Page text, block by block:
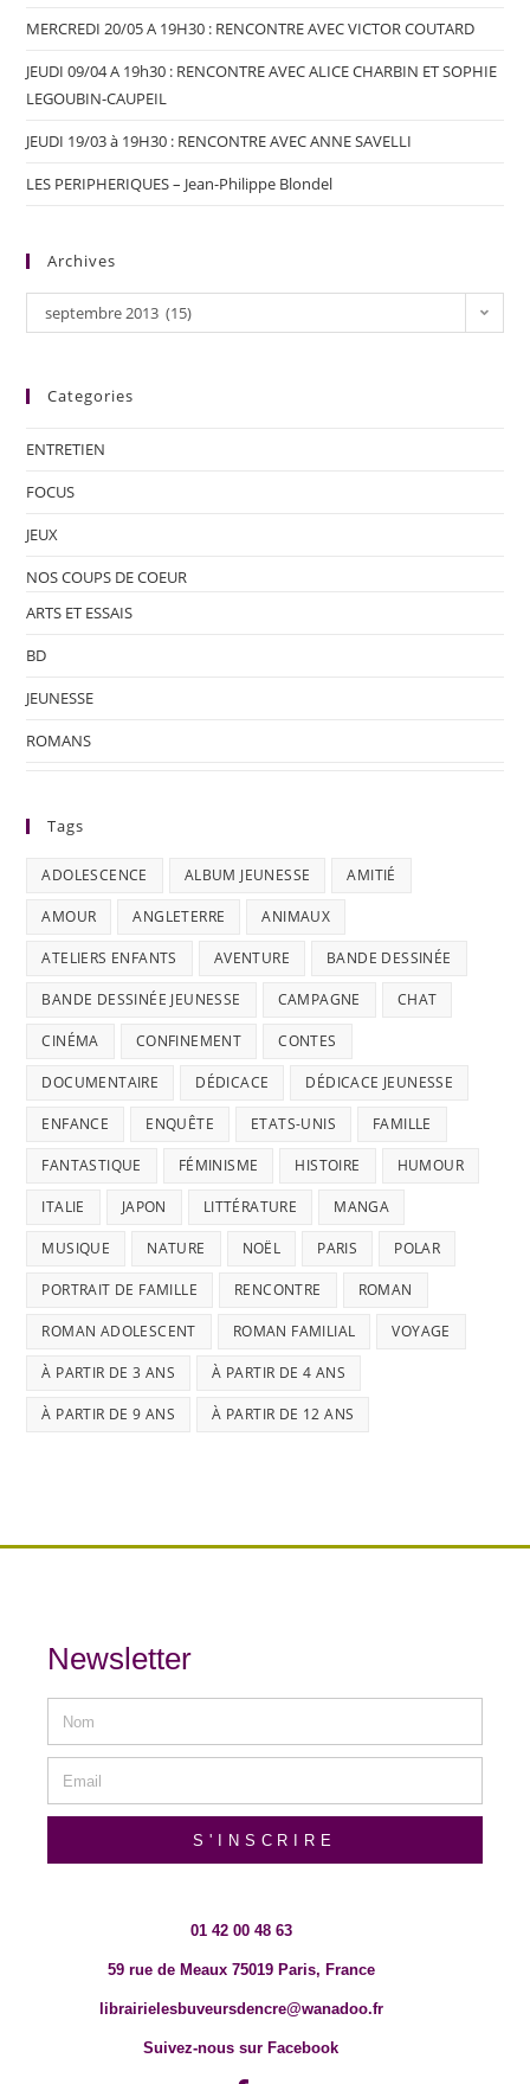
MERCREDI 20/05 A 19H30 : RENCONTRE AVEC VICTOR COUTARD
JEUDI 09/04 A 19h30 : RENCONTRE AVEC ALICE CHARBIN ET SOPHIE
LEGOUBIN-CAUPEIL
JEUDI 19/03 à 19H30 : RENCONTRE AVEC ANNE SAVELLI
LES PERIPHERIQUES – Jean-Philippe Blondel
Archives
septembre 2013 (15)
Categories
ENTRETIEN
FOCUS
JEUX
NOS COUPS DE COEUR
ARTS ET ESSAIS
BD
JEUNESSE
ROMANS
Tags
ADOLESCENCE ALBUM JEUNESSE AMITIÉ
AMOUR ANGLETERRE ANIMAUX
ATELIERS ENFANTS AVENTURE BANDE DESSINÉE
BANDE DESSINÉE JEUNESSE CAMPAGNE CHAT
CINÉMA CONFINEMENT CONTES
DOCUMENTAIRE DÉDICACE DÉDICACE JEUNESSE
ENFANCE ENQUÊTE ETATS-UNIS FAMILLE
FANTASTIQUE FÉMINISME HISTOIRE HUMOUR
ITALIE JAPON LITTÉRATURE MANGA
MUSIQUE NATURE NOËL PARIS POLAR
PORTRAIT DE FAMILLE RENCONTRE ROMAN
ROMAN ADOLESCENT ROMAN FAMILIAL VOYAGE
À PARTIR DE 3 ANS À PARTIR DE 4 ANS
À PARTIR DE 9 ANS À PARTIR DE 12 ANS
Newsletter
S'INSCRIRE
01 42 00 48 63
59 rue de Meaux 75019 Paris, France
librairielesbuveursdencre@wanadoo.fr
Suivez-nous sur Facebook